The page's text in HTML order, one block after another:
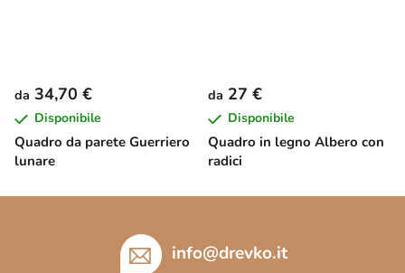
Quadro da parete Guerriero
lunare
da 34,70 €
Disponibile
Quadro in legno Albero con
radici
da 27 €
Disponibile
info@drevko.it